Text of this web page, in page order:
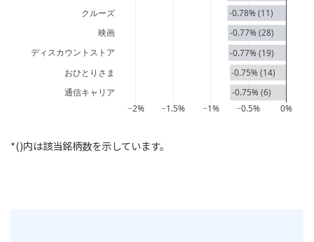
-0.75% (6)
-0.75% (14)
-0.77% (19)
-0.77% (28)
-0.78% (11)
−2% −1.5% −1% −0.5% 0%
通信キャリア
おひとりさま
ディスカウントストア
映画
クルーズ
*()内は該当銘柄数を示しています。